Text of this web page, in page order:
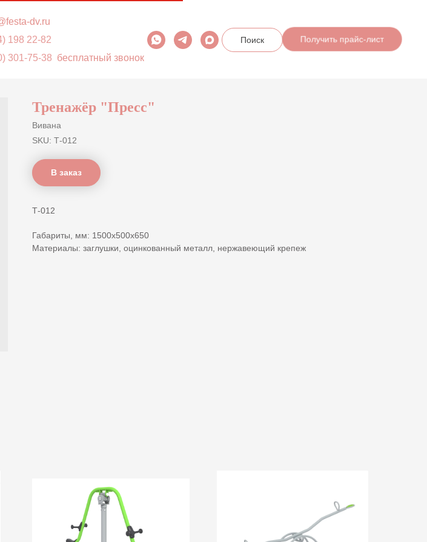
dv.ru
198 22-82
301-75-38 бесплатный звонок
Поиск Получить прайс-лист
Тренажёр "Пресс"
Вивана
SKU: Т-012
В заказ
Т-012
Габариты, мм: 1500х500х650
Материалы: заглушки, оцинкованный металл, нержавеющий крепеж